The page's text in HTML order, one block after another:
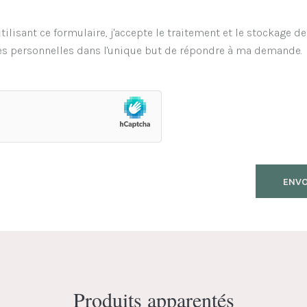
ce formulaire, j'accepte le traitement et le stockage
personnelles dans l'unique but de répondre à ma demande.
Produits apparentés